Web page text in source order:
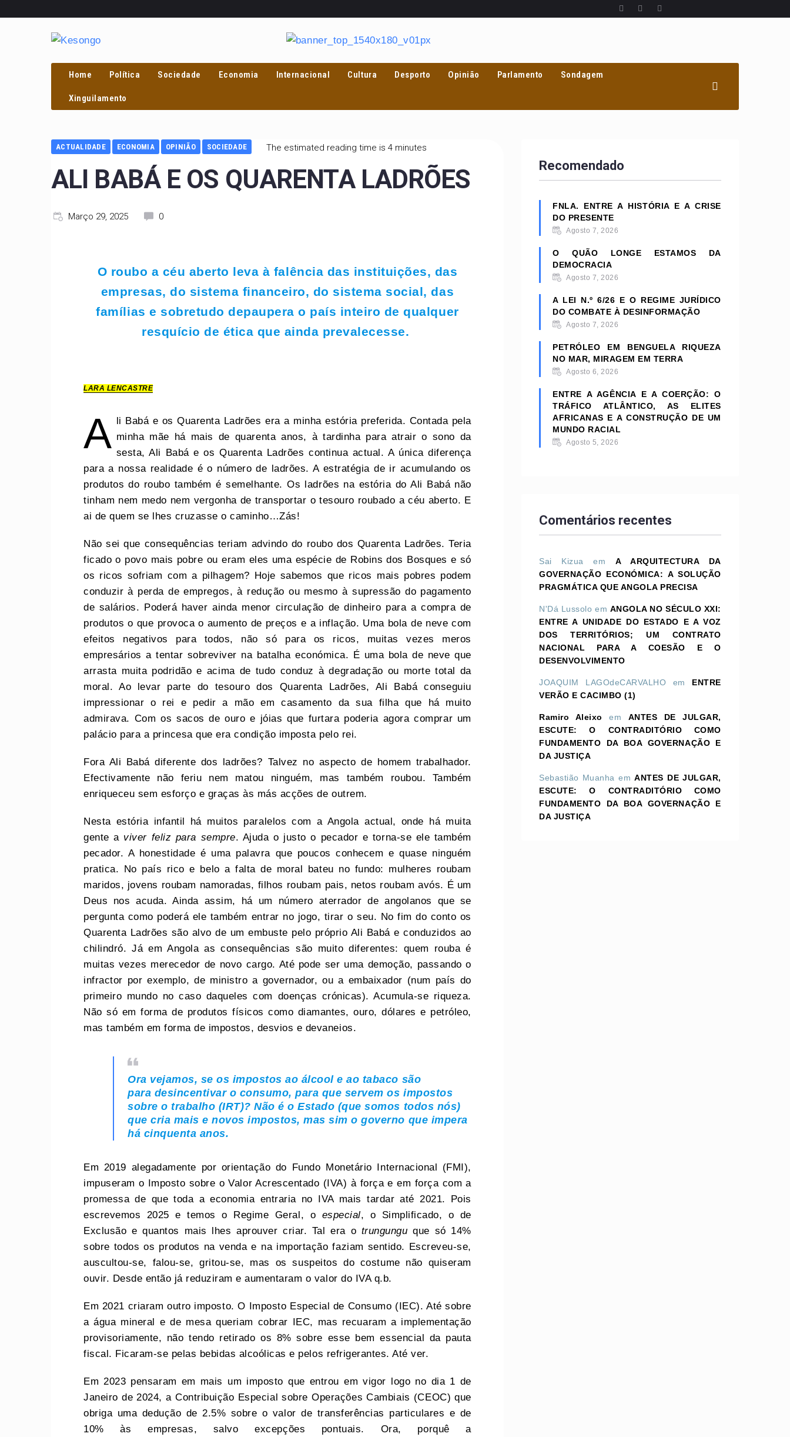
Home Política Sociedade Economia Internacional Cultura Desporto Opinião Parlamento Sondagem
Xinguilamento
ACTUALIDADE ECONOMIA OPINIÃO SOCIEDADE The estimated reading time is 4 minutes
ALI BABÁ E OS QUARENTA LADRÕES
Março 29, 2025 0
O roubo a céu aberto leva à falência das instituições, das
empresas, do sistema financeiro, do sistema social, das
famílias e sobretudo depaupera o país inteiro de qualquer
resquício de ética que ainda prevalecesse.
LARA LENCASTRE
A li Babá e os Quarenta Ladrões era a minha estória preferida. Contada pela
minha mãe há mais de quarenta anos, à tardinha para atrair o sono da
sesta, Ali Babá e os Quarenta Ladrões continua actual. A única diferença
para a nossa realidade é o número de ladrões. A estratégia de ir acumulando os
produtos do roubo também é semelhante. Os ladrões na estória do Ali Babá não
tinham nem medo nem vergonha de transportar o tesouro roubado a céu aberto. E
ai de quem se lhes cruzasse o caminho…Zás!
Não sei que consequências teriam advindo do roubo dos Quarenta Ladrões. Teria
ficado o povo mais pobre ou eram eles uma espécie de Robins dos Bosques e só
os ricos sofriam com a pilhagem? Hoje sabemos que ricos mais pobres podem
conduzir à perda de empregos, à redução ou mesmo à supressão do pagamento
de salários. Poderá haver ainda menor circulação de dinheiro para a compra de
produtos o que provoca o aumento de preços e a inflação. Uma bola de neve com
efeitos negativos para todos, não só para os ricos, muitas vezes meros
empresários a tentar sobreviver na batalha económica. É uma bola de neve que
arrasta muita podridão e acima de tudo conduz à degradação ou morte total da
moral. Ao levar parte do tesouro dos Quarenta Ladrões, Ali Babá conseguiu
impressionar o rei e pedir a mão em casamento da sua filha que há muito
admirava. Com os sacos de ouro e jóias que furtara poderia agora comprar um
palácio para a princesa que era condição imposta pelo rei.
Fora Ali Babá diferente dos ladrões? Talvez no aspecto de homem trabalhador.
Efectivamente não feriu nem matou ninguém, mas também roubou. Também
enriqueceu sem esforço e graças às más acções de outrem.
Nesta estória infantil há muitos paralelos com a Angola actual, onde há muita
gente a viver feliz para sempre. Ajuda o justo o pecador e torna-se ele também
pecador. A honestidade é uma palavra que poucos conhecem e quase ninguém
pratica. No país rico e belo a falta de moral bateu no fundo: mulheres roubam
maridos, jovens roubam namoradas, filhos roubam pais, netos roubam avós. É um
Deus nos acuda. Ainda assim, há um número aterrador de angolanos que se
pergunta como poderá ele também entrar no jogo, tirar o seu. No fim do conto os
Quarenta Ladrões são alvo de um embuste pelo próprio Ali Babá e conduzidos ao
chilindró. Já em Angola as consequências são muito diferentes: quem rouba é
muitas vezes merecedor de novo cargo. Até pode ser uma demoção, passando o
infractor por exemplo, de ministro a governador, ou a embaixador (num país do
primeiro mundo no caso daqueles com doenças crónicas). Acumula-se riqueza.
Não só em forma de produtos físicos como diamantes, ouro, dólares e petróleo,
mas também em forma de impostos, desvios e devaneios.
Ora vejamos, se os impostos ao álcool e ao tabaco são
para desincentivaro consumo, para que servem os impostos
sobre o trabalho (IRT)? Não é o Estado (que somos todos nós)
que cria mais e novos impostos, mas sim o governo que impera
há cinquenta anos.
Em 2019 alegadamente por orientação do Fundo Monetário Internacional (FMI),
impuseram o Imposto sobre o Valor Acrescentado (IVA) à força e em força com a
promessa de que toda a economia entraria no IVA mais tardar até 2021. Pois
escrevemos 2025 e temos o Regime Geral, o especial, o Simplificado, o de
Exclusão e quantos mais lhes aprouver criar. Tal era o trungungu que só 14%
sobre todos os produtos na venda e na importação faziam sentido. Escreveu-se,
auscultou-se, falou-se, gritou-se, mas os suspeitos do costume não quiseram
ouvir. Desde então já reduziram e aumentaram o valor do IVA q.b.
Em 2021 criaram outro imposto. O Imposto Especial de Consumo (IEC). Até sobre
a água mineral e de mesa queriam cobrar IEC, mas recuaram a implementação
provisoriamente, não tendo retirado os 8% sobre esse bem essencial da pauta
fiscal. Ficaram-se pelas bebidas alcoólicas e pelos refrigerantes. Até ver.
Em 2023 pensaram em mais um imposto que entrou em vigor logo no dia 1 de
Janeiro de 2024, a Contribuição Especial sobre Operações Cambiais (CEOC) que
obriga uma dedução de 2.5% sobre o valor de transferências particulares e de
10% às empresas, salvo excepções pontuais. Ora, porquê a
Recomendado
FNLA. ENTRE A HISTÓRIA E A CRISE
DO PRESENTE
Agosto 7, 2026
O QUÃO LONGE ESTAMOS DA
DEMOCRACIA
Agosto 7, 2026
A LEI N.º 6/26 E O REGIME JURÍDICO
DO COMBATE À DESINFORMAÇÃO
Agosto 7, 2026
PETRÓLEO EM BENGUELA RIQUEZA
NO MAR, MIRAGEM EM TERRA
Agosto 6, 2026
ENTRE A AGÊNCIA E A COERÇÃO: O
TRÁFICO ATLÂNTICO, AS ELITES
AFRICANAS E A CONSTRUÇÃO DE UM
MUNDO RACIAL
Agosto 5, 2026
Comentários recentes
Sai Kizua emA ARQUITECTURA DA
GOVERNAÇÃO ECONÓMICA: A SOLUÇÃO
PRAGMÁTICA QUE ANGOLA PRECISA
N'Dá Lussolo em ANGOLA NO SÉCULO XXI:
ENTRE A UNIDADE DO ESTADO E A VOZ
DOS TERRITÓRIOS; UM CONTRATO
NACIONAL PARA A COESÃO E O
DESENVOLVIMENTO
JOAQUIM LAGOdeCARVALHO em ENTRE
VERÃO E CACIMBO (1)
Ramiro Aleixo em ANTES DE JULGAR,
ESCUTE: O CONTRADITÓRIO COMO
FUNDAMENTO DA BOA GOVERNAÇÃO E
DA JUSTIÇA
Sebastião Muanha emANTES DE JULGAR,
ESCUTE: O CONTRADITÓRIO COMO
FUNDAMENTO DA BOA GOVERNAÇÃO E
DA JUSTIÇA